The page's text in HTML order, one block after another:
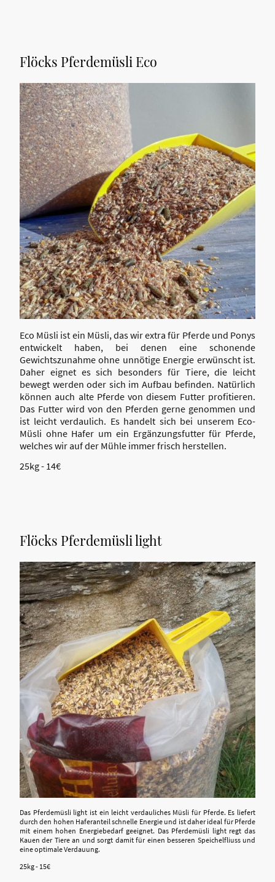
Flöcks Pferdemüsli Eco
Eco Müsli ist ein Müsli, das wir extra für Pferde und Ponys
entwickelt haben, bei denen eine schonende
Gewichtszunahme ohne unnötige Energie erwünscht ist.
Daher eignet es sich besonders für Tiere, die leicht
bewegt werden oder sich im Aufbau befinden. Natürlich
können auch alte Pferde von diesem Futter profitieren.
Das Futter wird von den Pferden gerne genommen und
ist leicht verdaulich. Es handelt sich bei unserem Eco-
Müsli ohne Hafer um ein Ergänzungsfutter für Pferde,
welches wir auf der Mühle immer frisch herstellen.
25kg - 14€
Flöcks Pferdemüsli light
Das Pferdemüsli light ist ein leicht verdauliches Müsli für Pferde. Es liefert
durch den hohen Haferanteil schnelle Energie und ist daher ideal für Pferde
mit einem hohen Energiebedarf geeignet. Das Pferdemüsli light regt das
Kauen der Tiere an und sorgt damit für einen besseren Speichelfliuss und
eine optimale Verdauung.
25kg - 15€